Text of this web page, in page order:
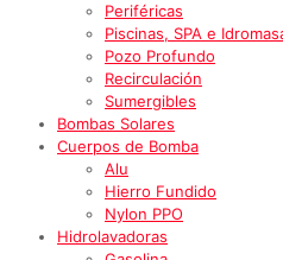
Periféricas
Piscinas, SPA e
Pozo Profundo
Recirculación
Sumergibles
Bombas Solares
Cuerpos de Bomba
Alu
Hierro Fundido
Nylon PPO
Hidrolavadoras